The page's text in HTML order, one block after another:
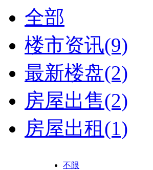
全部
楼市资讯(9)
最新楼盘(2)
房屋出售(2)
房屋出租(1)
不限